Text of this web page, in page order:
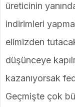
üreticinin
indirimleri
elimizden
düşünceye
kazanıyorsak
Geçmişte çok